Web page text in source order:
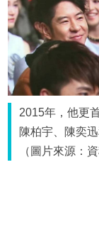
2015年，他更
陳柏宇、陳奕
（圖片來源：